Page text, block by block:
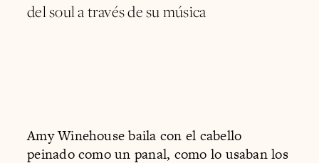
del soul a través de su música
Amy Winehouse baila con el cabello
peinado como un panal, como lo usaban los